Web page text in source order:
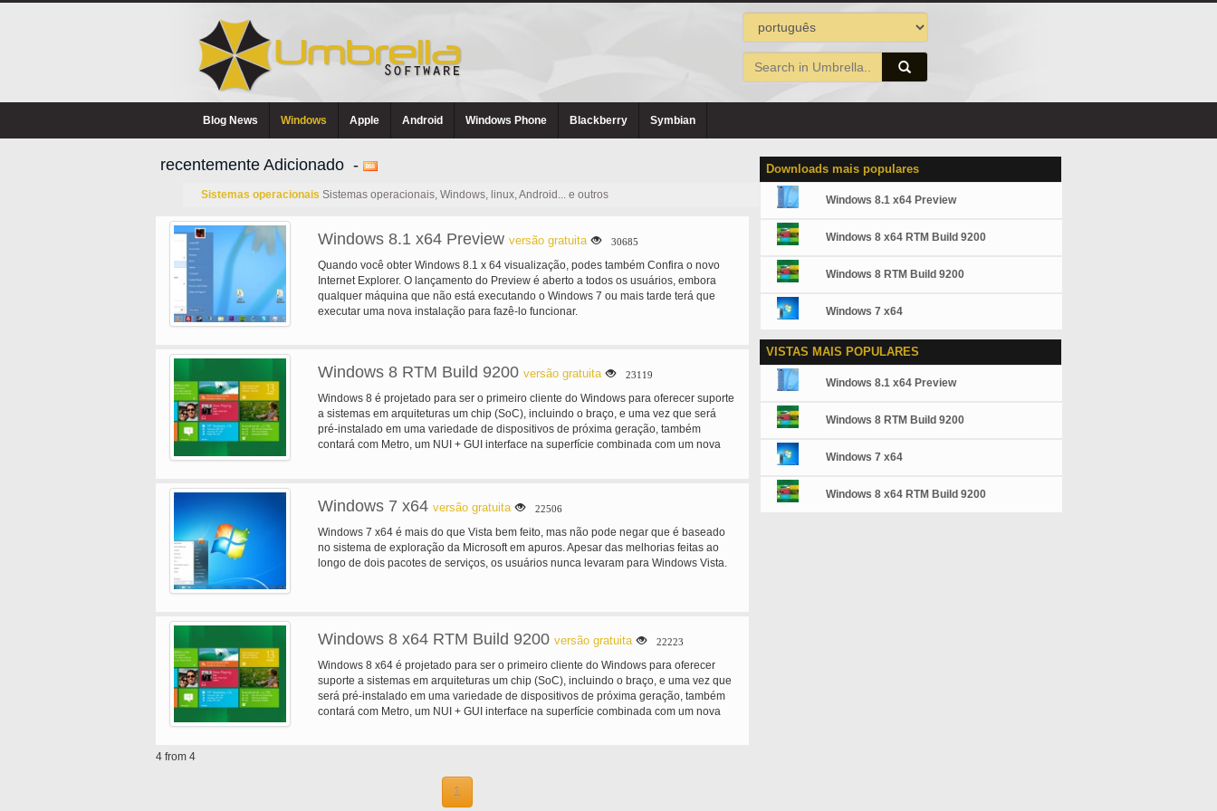
Blog News Windows Apple Android Windows Phone Blackberry Symbian
recentemente Adicionado -
Sistemas operacionais Sistemas operacionais, Windows, linux, Android... e outros
Windows 8.1 x64 Preview versão gratuita 30685
Quando você obter Windows 8.1 x 64 visualização, podes também Confira o novo
Internet Explorer. O lançamento do Preview é aberto a todos os usuários, embora
qualquer máquina que não está executando o Windows 7 ou mais tarde terá que
executar uma nova instalação para fazê-lo funcionar.
Windows 8 RTM Build 9200 versão gratuita 23119
Windows 8 é projetado para ser o primeiro cliente do Windows para oferecer suporte
a sistemas em arquiteturas um chip (SoC), incluindo o braço, e uma vez que será
pré-instalado em uma variedade de dispositivos de próxima geração, também
contará com Metro, um NUI + GUI interface na superfície combinada com um nova
Windows 7 x64 versão gratuita 22506
Windows 7 x64 é mais do que Vista bem feito, mas não pode negar que é baseado
no sistema de exploração da Microsoft em apuros. Apesar das melhorias feitas ao
longo de dois pacotes de serviços, os usuários nunca levaram para Windows Vista.
Windows 8 x64 RTM Build 9200 versão gratuita 22223
Windows 8 x64 é projetado para ser o primeiro cliente do Windows para oferecer
suporte a sistemas em arquiteturas um chip (SoC), incluindo o braço, e uma vez que
será pré-instalado em uma variedade de dispositivos de próxima geração, também
contará com Metro, um NUI + GUI interface na superfície combinada com um nova
4 from 4
1
Downloads mais populares
Windows 8.1 x64 Preview
Windows 8 x64 RTM Build 9200
Windows 8 RTM Build 9200
Windows 7 x64
VISTAS MAIS POPULARES
Windows 8.1 x64 Preview
Windows 8 RTM Build 9200
Windows 7 x64
Windows 8 x64 RTM Build 9200